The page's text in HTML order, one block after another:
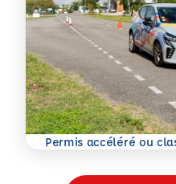
Permis accéléré ou
En savoir plus